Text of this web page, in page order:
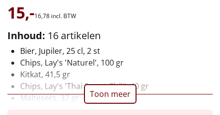
Mannen
Vrouwen
Duurzaam
Leuke
Goedkope
15,-16,78 incl. BTW
Inhoud: 16 artikelen
Bier, Jupiler, 25 cl, 2 st
Chips, Lay's 'Naturel', 100 gr
Kitkat, 41,5 gr
Chips, Lay's 'Thai Sweet Chili', 40 gr
Maltesers, 37 gr
Toon meer